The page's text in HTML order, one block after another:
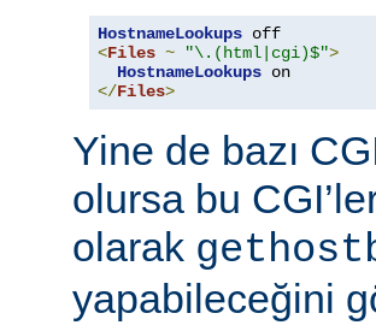
HostnameLookups
<Files ~ "\.(html|cgi)$">
HostnameLookups
</Files>
Yine de bazı
olursa bu
olarak
yapabileceğini